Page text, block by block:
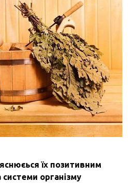
їх позитивним
організму